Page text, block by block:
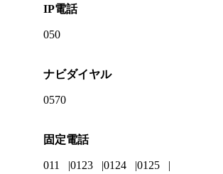
IP電話
050
ナビダイヤル
0570
固定電話
011 0123 0124
0125